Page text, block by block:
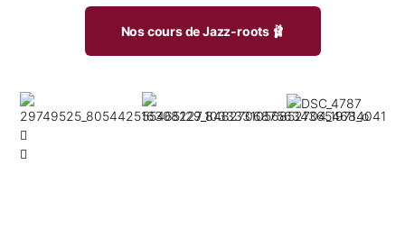
Nos cours de Jazz-roots 🩰